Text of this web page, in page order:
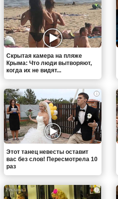
Скрытая камера на пляже
Крыма: Что люди вытворяют,
когда их не видят...
i
Этот танец невесты оставит
вас без слов! Пересмотрела 10
раз
i